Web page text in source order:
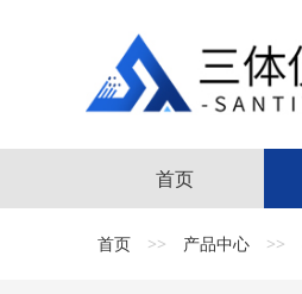
首页
首页 >> 产品中心 >>